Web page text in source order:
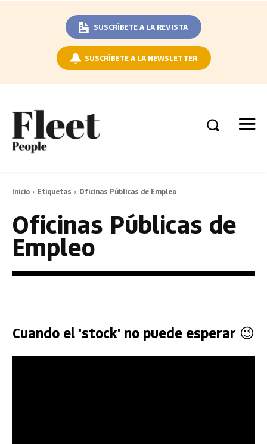
SUSCRÍBETE A LA REVISTA
SUSCRÍBETE A LA NEWSLETTER
Inicio Etiquetas Oficinas Públicas de Empleo
Oficinas Públicas de
Empleo
Cuando el 'stock' no puede esperar 😉